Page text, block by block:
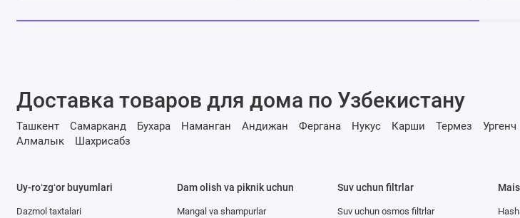
Доставка товаров для дома по Узбекистану
Ташкент Самарканд Бухара Наманган Андижан Фергана Нукус Карши Термез Ургенч
Алмалык
Шахрисабз
Uy-roʻzgʻor buyumlari
Dazmol taxtalari
Dam olish va piknik uchun
Mangal va shampurlar
Suv uchun filtrlar
Suv uchun osmos filtrlar